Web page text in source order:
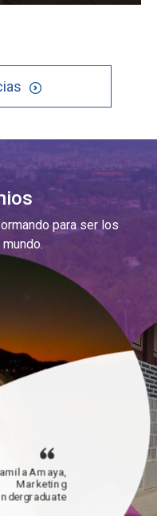
para ser los
Amaya,
Marketing